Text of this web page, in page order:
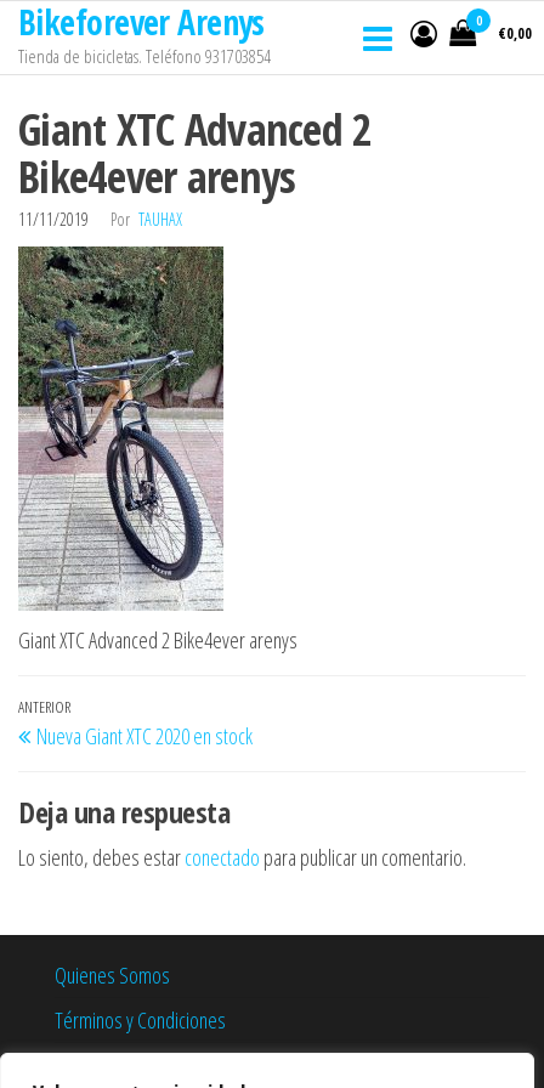
Saltar
contenido
Bikeforever Arenys
Tienda de bicicletas. Teléfono 931703854
0
€0,00
Giant XTC Advanced 2
Bike4ever arenys
11/11/2019 Por TAUHAX
Giant XTC Advanced 2 Bike4ever arenys
Navegación
de
entradas
Entrada
anterior
ANTERIOR
Nueva Giant XTC 2020 en stock
Deja una respuesta
Lo siento, debes estarconectado para publicar un comentario.
Quienes Somos
Términos y Condiciones